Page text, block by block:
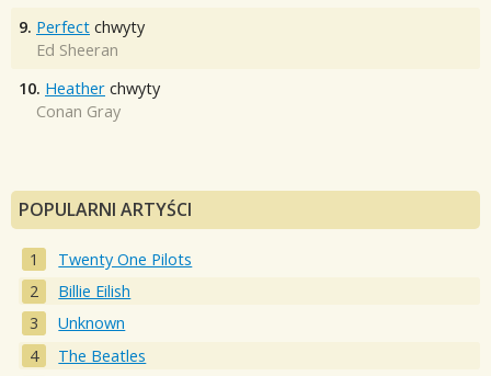
9. Perfect chwyty
Ed Sheeran
10. Heather chwyty
Conan Gray
POPULARNI ARTYŚCI
Twenty One Pilots
Billie Eilish
Unknown
The Beatles